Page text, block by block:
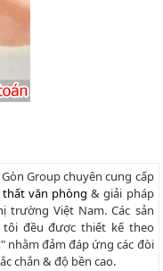
Group chuyên cung cấp
thất văn phòng & giải pháp
trường Việt Nam. Các sản
tôi đều được thiết kế theo
" nhằm đảm đáp ứng các đòi
chắn & độ bền cao.